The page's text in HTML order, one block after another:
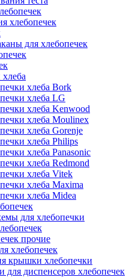
хлебопечек
для хлебопечек
хлеба Bork
хлеба LG
хлеба Kenwood
хлеба Moulinex
хлеба Gorenje
хлеба Philips
хлеба Panasonic
хлеба Redmond
хлеба Vitek
хлеба Maxima
хлеба Midea
для хлебопечки
прочие
хлебопечек
крышки хлебопечки
для диспенсеров хлебопечек